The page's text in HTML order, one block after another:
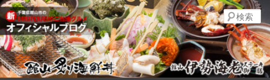
メ
イ
ン
コ
ン
テ
サ
ブ
コ
ン
テ
ン
館山炙り海鮮丼・館山伊勢海老ステー
キ御膳 公式ブログ
千葉県館山の新・プレミアムご当地グルメ
検
索